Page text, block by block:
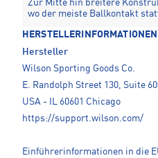
Zur Mitte hin breitere
wo der meiste Ballkontakt
HERSTELLERINFORMATIONEN
Hersteller
Wilson Sporting Goods Co.
E. Randolph Street 130, Suite
USA - IL 60601 Chicago
https://support.wilson.com/
Einführerinformationen in die